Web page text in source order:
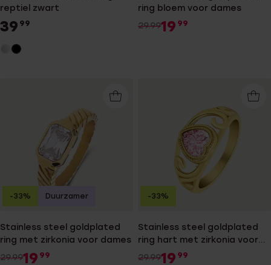
reptiel zwart
39 99
ring bloem voor dames
29.9919 99
Stainless steel goldplated
ring met zirkonia voor dames
29.9919 99
-33% Duurzamer
Stainless steel goldplated
ring hart met zirkonia voor
dames
29.9919 99
-33%